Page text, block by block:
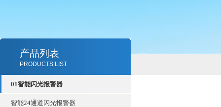
产品列表
PRODUCTS LIST
01智能闪光报警器
智能24通道闪光报警器